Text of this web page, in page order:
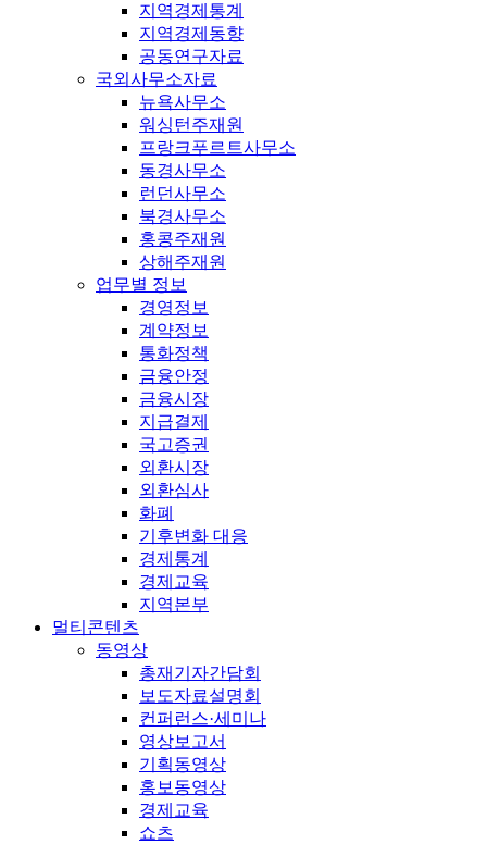
지역경제통계
지역경제동향
공동연구자료
국외사무소자료
뉴욕사무소
워싱턴주재원
프랑크푸르트사무소
동경사무소
런던사무소
북경사무소
홍콩주재원
상해주재원
업무별 정보
경영정보
계약정보
통화정책
금융안정
금융시장
지급결제
국고증권
외환시장
외환심사
화폐
기후변화 대응
경제통계
경제교육
지역본부
멀티콘텐츠
동영상
총재기자간담회
보도자료설명회
컨퍼런스·세미나
영상보고서
기획동영상
홍보동영상
경제교육
쇼츠